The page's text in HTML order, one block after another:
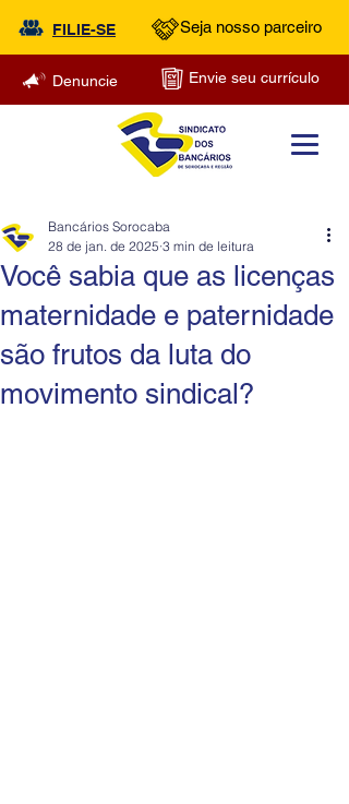
FILIE-SE Seja nosso parceiro
Denuncie Envie seu currículo
Você sabia que as licenças
maternidade e paternidade
são frutos da luta do
movimento sindical?
Bancários Sorocaba
28 de jan. de 2025 3 min de leitura